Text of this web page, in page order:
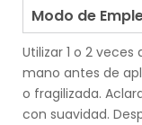
Modo de
Utilizar 1 o 2
mano antes de
o fragilizada.
con suavidad.